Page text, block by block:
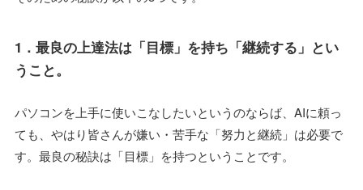
1．最良の上達法は「目標」を持ち「継続する」とい
うこと。
パソコンを上手に使いこなしたいというのならば、AIに頼っ
ても、やはり皆さんが嫌い・苦手な「努力と継続」は必要で
す。最良の秘訣は「目標」を持つということです。